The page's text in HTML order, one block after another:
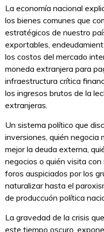
La economía nacional
los bienes comunes que
estratégicos de nuestro
exportables,
los costos del mercado
moneda extranjera para
infraestructura crítica
los ingresos brutos de la
extranjeras.
Un sistema político que
inversiones, quién negocia
mejor la deuda externa,
negocios o quién visita
foros auspiciados por los
naturalizar hasta el
de produccuón política
La gravedad de la crisis
este tiempo oscuro,